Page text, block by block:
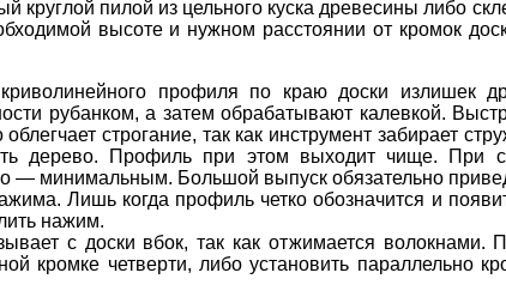
пилой из цельного куска древесины либо
высоте и нужном расстоянии от кромок
профиля по краю доски излишек
рубанком, а затем обрабатывают калевкой.
строгание, так как инструмент забирает
дерево. Профиль при этом выходит чище. При
— минимальным. Большой выпуск обязательно
Лишь когда профиль четко обозначится и
нажим.
с доски вбок, так как отжимается волокнами.
кромке четверти, либо установить параллельно